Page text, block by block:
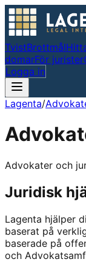
TvistBrottmål
domarFör jurister
Logga in
Lagenta/
Advokater och
Juridisk
Lagenta hjälper
baserat på
baserade på
och